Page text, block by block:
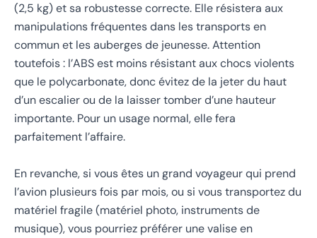
(2,5 kg) et sa robustesse correcte. Elle résistera aux
manipulations fréquentes dans les transports en
commun et les auberges de jeunesse. Attention
toutefois : l’ABS est moins résistant aux chocs violents
que le polycarbonate, donc évitez de la jeter du haut
d’un escalier ou de la laisser tomber d’une hauteur
importante. Pour un usage normal, elle fera
parfaitement l’affaire.
En revanche, si vous êtes un grand voyageur qui prend
l’avion plusieurs fois par mois, ou si vous transportez du
matériel fragile (matériel photo, instruments de
musique), vous pourriez préférer une valise en